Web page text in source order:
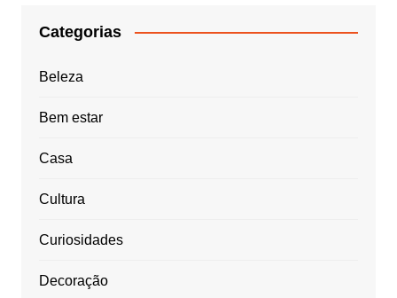
Categorias
Beleza
Bem estar
Casa
Cultura
Curiosidades
Decoração